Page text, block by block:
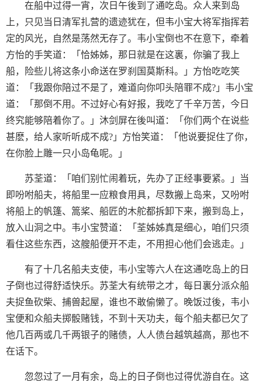
在船中过得一宵，次日午後到了通吃岛。众人来到岛
上，只见当日清军扎营的遗迹犹在，但韦小宝大将军指挥若
定的风光，自然是荡然无存了。韦小宝倒也不在意下，牵着
方怡的手笑道：「恰姊姊，那日就是在这裏，你骗了我上
船，险些儿将这条小命送在罗刹国莫斯科。」方怡吃吃笑
道：「我跟你陪过不是了，难道向你叩头陪罪不成?」韦小宝
道：「那倒不用。不过好心有好报，我吃了千辛万苦，今日
终究能够陪着你了。」沐剑屏在後叫道：「你们两个在说些
甚麽，给人家听听成不成?」方怡笑道：「他说要捉住了你，
在你脸上雕一只小岛龟呢。」
苏荃道：「咱们别忙闹着玩，先办了正经事要紧。」当
即吩咐船夫，将船里一应粮食用具，尽数搬上岛来，又吩咐
将船上的帆篷、篙桨、船匠的木舵都拆卸下来，搬到岛上，
放入山洞之中。韦小宝赞道：「荃姊姊真是细心，咱们只须
看住这些东西，这艘船便开不走，不用担心他们会逃走。」
有了十几名船夫支使，韦小宝等六人在这通吃岛上的日
子倒也过得舒适快乐。苏荃大有统带之才，每日裏分派众船
夫捉鱼砍柴、捕兽起屋，谁也不敢偷懒了。晚饭过後，韦小
宝便和众船夫掷骰赌钱，不到十天功夫，每个船夫都已欠了
他几百两或几千两银子的赌债，人人债台越筑越高，那也不
在话下。
忽忽过了一月有余，岛上的日子倒也过得优游自在。这